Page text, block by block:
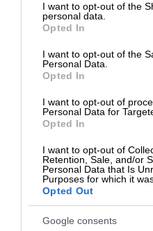
not limited to your visit or
grant or deny consent to
use your data for below
consent section.
I want to opt-out of the
personal data.
Opted In
I want to opt-out of the
Personal Data.
Opted In
I want to opt-out of
Personal Data for
Opted In
I want to opt-out of
Retention, Sale, and/or
Personal Data that Is
Purposes for which it
Opted Out
Google consents
Príspevok, ktorý
POSTUP, KTORÝ
Na dno zapekacej misy